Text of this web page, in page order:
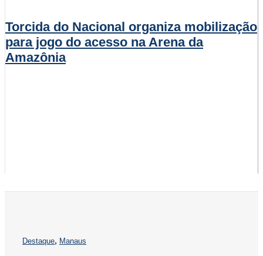
Torcida do Nacional organiza mobilização
para jogo do acesso na Arena da
Amazônia
Destaque, Manaus